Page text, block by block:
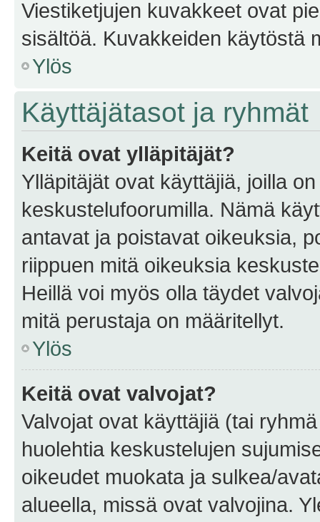
Viestiketjujen kuvakkeet ovat
sisältöä. Kuvakkeiden käytöstä
Ylös
Käyttäjätasot ja ryhmät
Keitä ovat ylläpitäjät?
Ylläpitäjät ovat käyttäjiä, joilla
keskustelufoorumilla. Nämä
antavat ja poistavat oikeuksia,
riippuen mitä oikeuksia
Heillä voi myös olla täydet
mitä perustaja on määritellyt.
Ylös
Keitä ovat valvojat?
Valvojat ovat käyttäjiä (tai
huolehtia keskustelujen
oikeudet muokata ja sulkea/
alueella, missä ovat valvojina.